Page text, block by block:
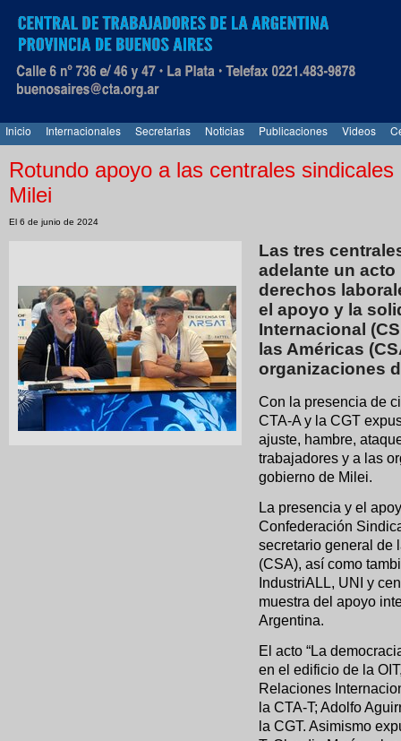
Inicio Internacionales Secretarias Noticias Publicaciones Videos
Rotundo apoyo a las centrales
Milei
El 6 de junio de 2024
Las tres
adelante un
derechos
el apoyo y la
Internacional
las Américas
organizaciones
Con la presencia de
CTA-A y la CGT
ajuste, hambre,
trabajadores y a las
gobierno de Milei.
La presencia y el
Confederación
secretario general de
(CSA), así como
IndustriALL, UNI y
muestra del apoyo
Argentina.
El acto “La
en el edificio de la
Relaciones
la CTA-T; Adolfo
la CGT. Asimismo